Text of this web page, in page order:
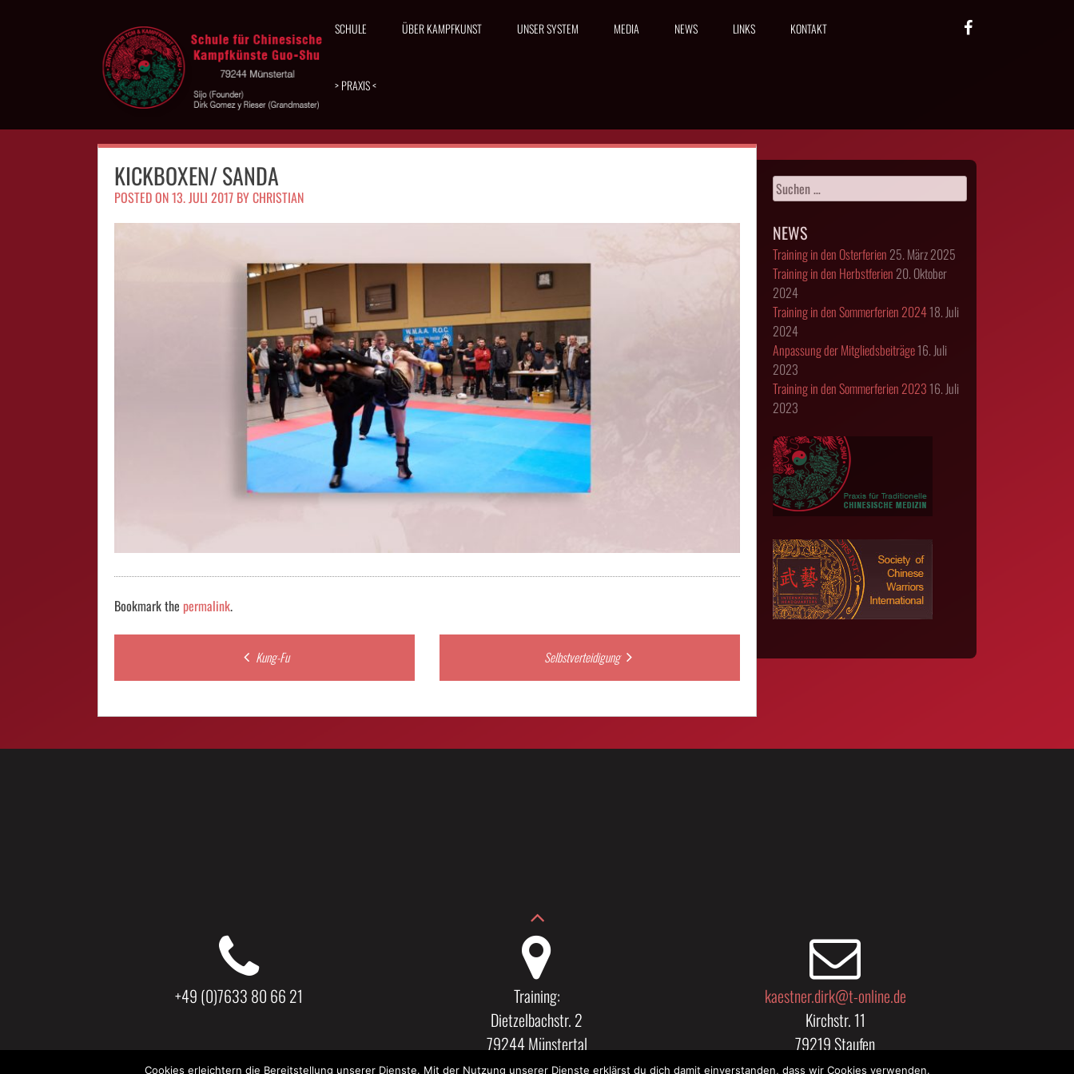
SCHULE ÜBER KAMPFKUNST UNSER SYSTEM MEDIA NEWS LINKS KONTAKT
> PRAXIS <
KICKBOXEN/ SANDA
POSTED ON13. JULI 2017 BYCHRISTIAN
Bookmark the permalink.
navigation
Kung-Fu Selbstverteidigung
Suchen
nach:
NEWS
Training in den Osterferien25. März 2025
Training in den Herbstferien20. Oktober
2024
Training in den Sommerferien 202418. Juli
2024
Anpassung der Mitgliedsbeiträge16. Juli
2023
Training in den Sommerferien 2023 16. Juli
2023
+49 (0)7633 80 66 21
Training:
Dietzelbachstr. 2
79244 Münstertal
kaestner.dirk@t-online.de
Kirchstr. 11
79219 Staufen
Cookies erleichtern die Bereitstellung unserer Dienste. Mit der Nutzung unserer Dienste erklärst du dich damit einverstanden, dass wir Cookies verwenden.